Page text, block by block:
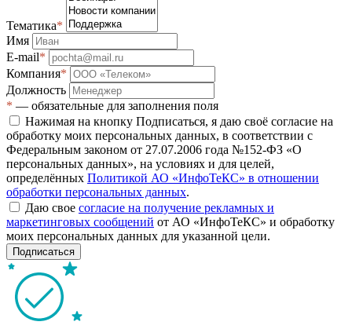
Тематика*
Имя
E-mail*
Компания*
Должность
* — обязательные для заполнения поля
Нажимая на кнопку Подписаться, я даю своё согласие на
обработку моих персональных данных, в соответствии с
Федеральным законом от 27.07.2006 года №152-ФЗ «О
персональных данных», на условиях и для целей,
определённых Политикой АО «ИнфоТеКС» в отношении
обработки персональных данных.
Даю свое согласие на получение рекламных и
маркетинговых сообщений от АО «ИнфоТеКС» и обработку
моих персональных данных для указанной цели.
Подписаться